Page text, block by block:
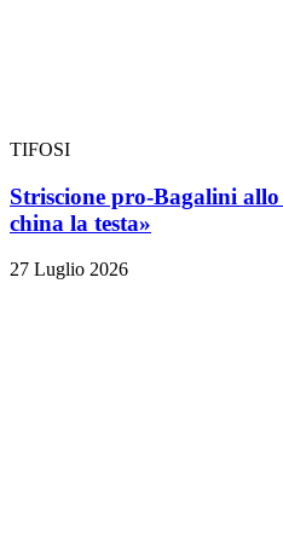
TIFOSI
Striscione pro-Bagalini
china la testa»
27 Luglio 2026